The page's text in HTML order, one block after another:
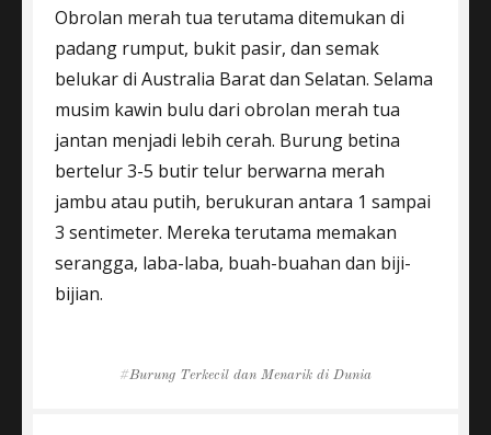
Obrolan merah tua terutama ditemukan di
padang rumput, bukit pasir, dan semak
belukar di Australia Barat dan Selatan. Selama
musim kawin bulu dari obrolan merah tua
jantan menjadi lebih cerah. Burung betina
bertelur 3-5 butir telur berwarna merah
jambu atau putih, berukuran antara 1 sampai
3 sentimeter. Mereka terutama memakan
serangga, laba-laba, buah-buahan dan biji-
bijian.
Tags
Burung Terkecil dan Menarik di Dunia